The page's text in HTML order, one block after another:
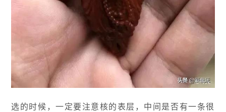
选的时候，一定要注意核的表层，中间是否有一条很